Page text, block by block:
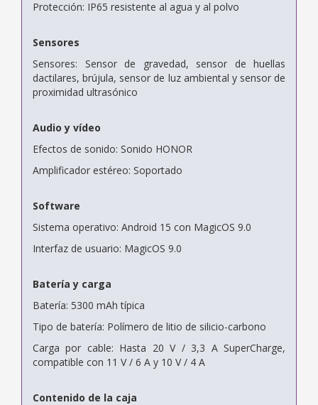
Protección: IP65 resistente al agua y al polvo
Sensores
Sensores: Sensor de gravedad, sensor de huellas
dactilares, brújula, sensor de luz ambiental y sensor de
proximidad ultrasónico
Audio y vídeo
Efectos de sonido: Sonido HONOR
Amplificador estéreo: Soportado
Software
Sistema operativo: Android 15 con MagicOS 9.0
Interfaz de usuario: MagicOS 9.0
Batería y carga
Batería: 5300 mAh típica
Tipo de batería: Polímero de litio de silicio-carbono
Carga por cable: Hasta 20 V / 3,3 A SuperCharge,
compatible con 11 V / 6 A y 10 V / 4 A
Contenido de la caja